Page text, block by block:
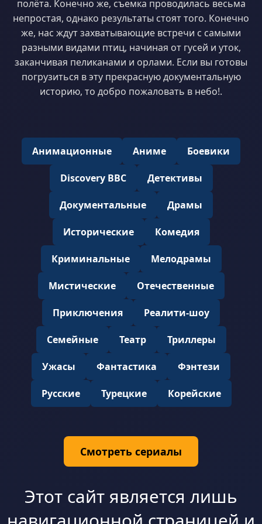
полёта. Конечно же, съемка проводилась весьма
непростая, однако результаты стоят того. Конечно
же, нас ждут захватывающие встречи с самыми
разными видами птиц, начиная от гусей и уток,
заканчивая пеликанами и орлами. Если вы готовы
погрузиться в эту прекрасную документальную
историю, то добро пожаловать в небо!.
Анимационные Аниме Боевики
Discovery BBC Детективы
Документальные Драмы
Исторические Комедия
Криминальные Мелодрамы
Мистические Отечественные
Приключения Реалити-шоу
Семейные Театр Триллеры
Ужасы Фантастика Фэнтези
Русские Турецкие Корейские
Смотреть сериалы
Этот сайт является лишь